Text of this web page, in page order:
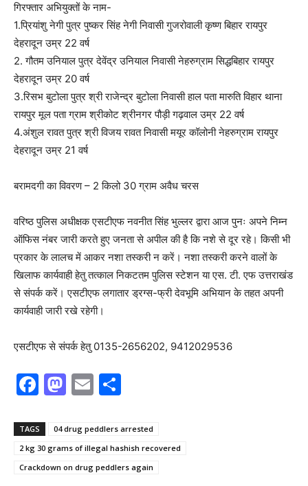
गिरफ्तार अभियुक्तों के नाम-
1.प्रियांशु नेगी पुत्र पुष्कर सिंह नेगी निवासी गुजरोवाली कृष्ण बिहार रायपुर
देहरादून उम्र 22 वर्ष
2. गौतम उनियाल पुत्र देवेंद्र उनियाल निवासी नेहरुग्राम सिद्धबिहार रायपुर
देहरादून उम्र 20 वर्ष
3.रिसभ बुटोला पुत्र श्री राजेन्द्र बुटोला निवासी हाल पता मारुति विहार थाना
रायपुर मूल पता ग्राम श्रीकोट श्रीनगर पौड़ी गढ़वाल उम्र 22 वर्ष
4.अंशुल रावत पुत्र श्री विजय रावत निवासी मयूर कॉलोनी नेहरुग्राम रायपुर
देहरादून उम्र 21 वर्ष
बरामदगी का विवरण – 2 किलो 30 ग्राम अवैध चरस
वरिष्ठ पुलिस अधीक्षक एसटीएफ नवनीत सिंह भुल्लर द्वारा आज पुनः अपने निम्न
ऑफिस नंबर जारी करते हुए जनता से अपील की है कि नशे से दूर रहे। किसी भी
प्रकार के लालच में आकर नशा तस्करी न करें। नशा तस्करी करने वालों के
खिलाफ कार्यवाही हेतु तत्काल निकटतम पुलिस स्टेशन या एस. टी. एफ उत्तराखंड
से संपर्क करें। एसटीएफ लगातार ड्रग्स-फ्री देवभूमि अभियान के तहत अपनी
कार्यवाही जारी रखे रहेगी।
एसटीएफ से संपर्क हेतु 0135-2656202, 9412029536
F
c
e
b
M
st
o
d
E
ai
l
ar
e
TAGS
04 drug peddlers arrested
2 kg 30 grams of illegal hashish recovered
Crackdown on drug peddlers again